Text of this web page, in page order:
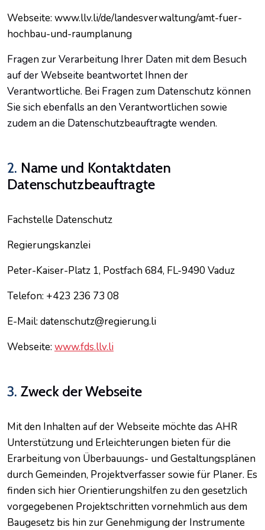
Webseite: www.llv.li/de/landesverwaltung/amt-fuer-
hochbau-und-raumplanung
Fragen zur Verarbeitung Ihrer Daten mit dem Besuch
auf der Webseite beantwortet Ihnen der
Verantwortliche. Bei Fragen zum Datenschutz können
Sie sich ebenfalls an den Verantwortlichen sowie
zudem an die Datenschutzbeauftragte wenden.
2. Name und Kontaktdaten
Datenschutzbeauftragte
Fachstelle Datenschutz
Regierungskanzlei
Peter-Kaiser-Platz 1, Postfach 684, FL-9490 Vaduz
Telefon: +423 236 73 08
E-Mail: datenschutz@regierung.li
Webseite: www.fds.llv.li
3. Zweck der Webseite
Mit den Inhalten auf der Webseite möchte das AHR
Unterstützung und Erleichterungen bieten für die
Erarbeitung von Überbauungs- und Gestaltungsplänen
durch Gemeinden, Projektverfasser sowie für Planer. Es
finden sich hier Orientierungshilfen zu den gesetzlich
vorgegebenen Projektschritten vornehmlich aus dem
Baugesetz bis hin zur Genehmigung der Instrumente